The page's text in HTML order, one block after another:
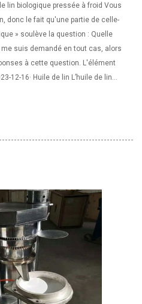
lin biologique pressée à froid Vous
donc le fait qu'une partie de celle-
» soulève la question : Quelle
suis demandé en tout cas, alors
à cette question. L'élément
12-16· Huile de lin L’huile de lin
nocifs comme l’hexane ou
garantissant une huile